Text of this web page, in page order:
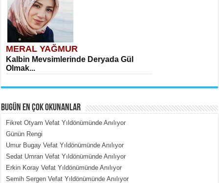
MERAL YAĞMUR
Kalbin Mevsimlerinde Deryada Gül
Olmak...
MEHMET ÇOBAN
İçerdeki Put Dışardaki Maskeler...
BUGÜN EN ÇOK OKUNANLAR
Fikret Otyam Vefat Yıldönümünde Anılıyor
Günün Rengi
Umur Bugay Vefat Yıldönümünde Anılıyor
Sedat Umran Vefat Yıldönümünde Anılıyor
Erkin Koray Vefat Yıldönümünde Anılıyor
Semih Sergen Vefat Yıldönümünde Anılıyor